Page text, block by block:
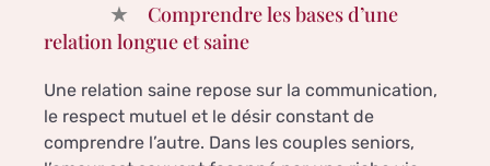
Comprendre les bases d’une
relation longue et saine
Une relation saine repose sur la communication,
le respect mutuel et le désir constant de
comprendre l’autre. Dans les couples seniors,